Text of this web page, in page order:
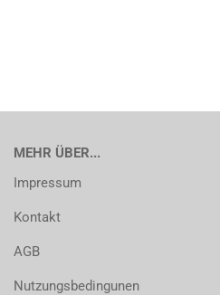
MEHR ÜBER...
Impressum
Kontakt
AGB
Nutzungsbedingunen